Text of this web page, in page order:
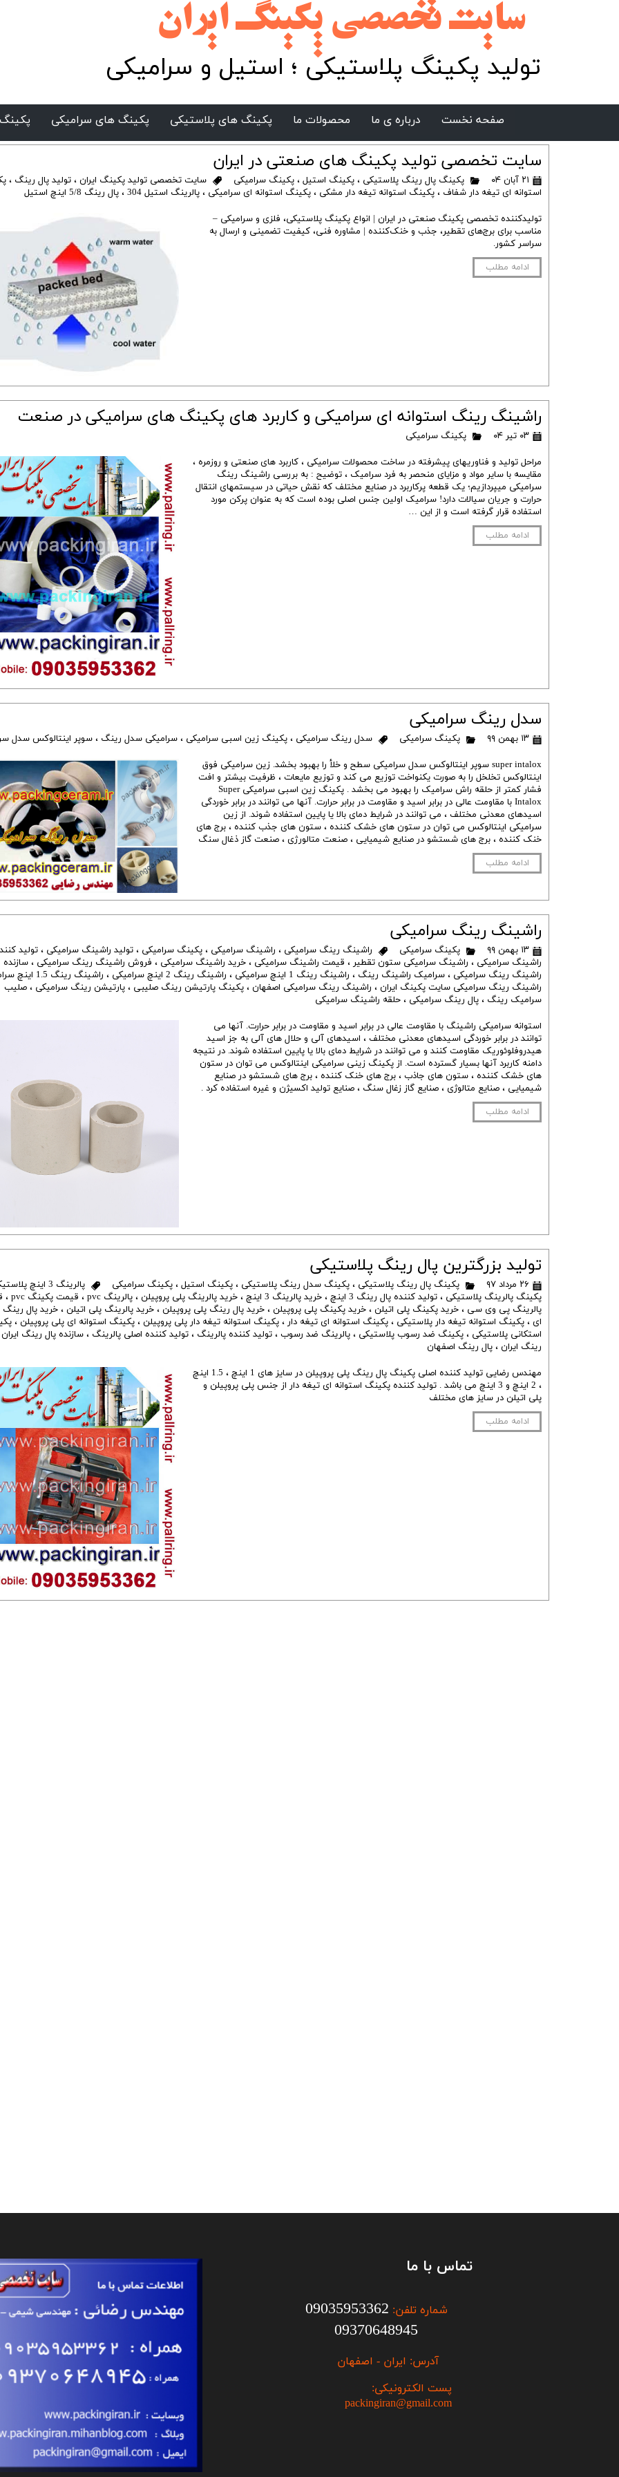
سایت تخصصی پکینگ ایران​​​​​​​​​​​​
تولید پکینگ پلاستیکی ؛ استیل و سرامیکی
صفحه نخست درباره ی ما محصولات ما پکینگ های پلاستیکی پکینگ های سرامیکی
سایت تخصصی تولید پکینگ های صنعتی در ایران
۲۱ آبان ۰۴ پکینگ پال رینگ پلاستیکی ، پکینگ استیل ، پکینگ سرامیکی سایت تخصصی تولید پکینگ ایران ، تولید پال رینگ ،
استوانه ای تیغه دار شفاف ، پکینگ استوانه تیغه دار مشکی ، پکینگ استوانه ای سرامیکی ، پالرینگ استیل 304 ، پال رینگ 5/8 اینچ استیل
تولیدکننده تخصصی پکینگ صنعتی در ایران | انواع پکینگ پلاستیکی، فلزی و سرامیکی –
مناسب برای برج‌های تقطیر، جذب و خنک‌کننده | مشاوره فنی، کیفیت تضمینی و ارسال به
سراسر کشور.
ادامه مطلب
راشینگ رینگ استوانه ای سرامیکی و کاربرد های پکینگ های سرامیکی در صنعت
۰۳ تیر ۰۴ پکینگ سرامیکی
مراحل تولید و فناوریهای پیشرفته در ساخت محصولات سرامیکی ، کاربرد های صنعتی و روزمره ،
مقایسه با سایر مواد و مزایای منحصر به فرد سرامیک ، توضیح : به بررسی راشینگ رینگ
سرامیکی میپردازیم؛ یک قطعه پرکاربرد در صنایع مختلف که نقش حیاتی در سیستمهای انتقال
حرارت و جریان سیالات دارد! سرامیک اولین جنس اصلی بوده است که به عنوان پرکن مورد
استفاده قرار گرفته است و از این …
ادامه مطلب
سدل رینگ سرامیکی
۱۳ بهمن ۹۹ پکینگ سرامیکی سدل رینگ سرامیکی ، پکینگ زین اسبی سرامیکی ، سرامیکی سدل رینگ ، سوپر اینتالوکس سدل
super intalox سوپر اینتالوکس سدل سرامیکی سطح و خلأ را بهبود بخشد. زین سرامیکی فوق
اینتالوکس تخلخل را به صورت یکنواخت توزیع می کند و توزیع مایعات ، ظرفیت بیشتر و افت
فشار کمتر از حلقه راش سرامیک را بهبود می بخشد . پکینگ زین اسبی سرامیکی Super
Intalox با مقاومت عالی در برابر اسید و مقاومت در برابر حرارت. آنها می توانند در برابر خوردگی
اسیدهای معدنی مختلف ، می توانند در شرایط دمای بالا یا پایین استفاده شوند. از زین
سرامیکی اینتالوکس می توان در ستون های خشک کننده ، ستون های جذب کننده ، برج های
خنک کننده ، برج های شستشو در صنایع شیمیایی ، صنعت متالورژی ، صنعت گاز ذغال سنگ
ادامه مطلب
راشینگ رینگ سرامیکی
۱۳ بهمن ۹۹ پکینگ سرامیکی راشینگ رینگ سرامیکی ، راشینگ سرامیکی ، پکینگ سرامیکی ، تولید راشینگ سرامیکی ، تولید
راشینگ سرامیکی ، راشینگ سرامیکی ستون تقطیر ، قیمت راشینگ سرامیکی ، خرید راشینگ سرامیکی ، فروش راشینگ رینگ سرامیکی ، سازنده
راشینگ رینگ سرامیکی ، سرامیک راشینگ رینگ ، راشینگ رینگ 1 اینچ سرامیکی ، راشینگ رینگ 2 اینچ سرامیکی ، راشینگ رینگ 1.5 اینچ سرامیکی
راشینگ رینگ سرامیکی سایت پکینگ ایران ، راشینگ رینگ سرامیکی اصفهان ، پکینگ پارتیشن رینگ صلیبی ، پارتیشن رینگ سرامیکی ، صلیب
سرامیک رینگ ، پال رینگ سرامیکی ، حلقه راشینگ سرامیکی
​استوانه سرامیکی راشینگ با مقاومت عالی در برابر اسید و مقاومت در برابر حرارت. آنها می
توانند در برابر خوردگی اسیدهای معدنی مختلف ، اسیدهای آلی و حلال های آلی به جز اسید
هیدروفلوئوریک مقاومت کنند و می توانند در شرایط دمای بالا یا پایین استفاده شوند. در نتیجه
دامنه کاربرد آنها بسیار گسترده است. از پکینگ زینی سرامیکی اینتالوکس می توان در ستون
های خشک کننده ، ستون های جاذب ، برج های خنک کننده ، برج های شستشو در صنایع
شیمیایی ، صنایع متالوژی ، صنایع گاز زغال سنگ ، صنایع تولید اکسیژن و غیره استفاده کرد .
ادامه مطلب
تولید بزرگترین پال رینگ پلاستیکی
۲۶ مرداد ۹۷ پکینگ پال رینگ پلاستیکی ، پکینگ سدل رینگ پلاستیکی ، پکینگ استیل ، پکینگ سرامیکی
پالرینگ 3 اینچ پلاستیکی
پکینگ پالرینگ پلاستیکی ، تولید کننده پال رینگ 3 اینچ ، خرید پالرینگ 3 اینچ ، خرید پالرینگ پلی پروپیلن ، پالرینگ pvc ، قیمت پکینگ pvc ،
پالرینگ پی وی سی ، خرید پکینگ پلی اتیلن ، خرید پکینگ پلی پروپیلن ، خرید پال رینگ پلی پروپیلن ، خرید پالرینگ پلی اتیلن ، خرید پال رینگ
ای ، پکینگ استوانه تیغه دار پلاستیکی ، پکینگ استوانه ای تیغه دار ، پکینگ استوانه تیغه دار پلی پروپیلن ، پکینگ استوانه ای پلی پروپیلن ،
استکانی پلاستیکی ، پکینگ ضد رسوب پلاستیکی ، پالرینگ ضد رسوب ، تولید کننده پالرینگ ، تولید کننده اصلی پالرینگ ، سازنده پال رینگ ایران
رینگ ایران ، پال رینگ اصفهان
مهندس رضایی تولید کننده اصلی پکینگ پال رینگ پلی پروپیلن در سایز های 1 اینچ ، 1.5 اینچ
، 2 اینچ و 3 اینچ می باشد . تولید کننده پکینگ استوانه ای تیغه دار از جنس پلی پروپیلن و
پلی اتیلن در سایز های مختلف
ادامه مطلب
تماس با ما
شماره تلفن: 09035953362
09370648945
آدرس: ایران - اصفهان
پست الکترونیکی:
packingiran@gmail.com